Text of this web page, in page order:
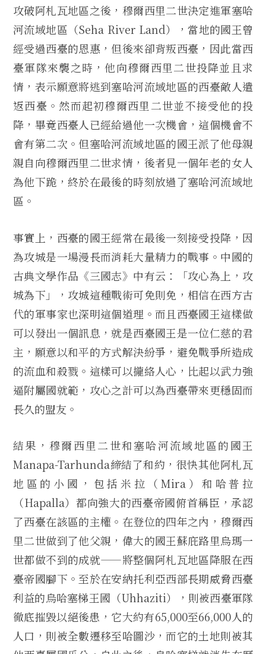
攻破阿札瓦地區之後，穆爾西里二世決定進軍塞哈
河流域地區（Seha River Land），當地的國王曾
經受過西臺的恩惠，但後來卻背叛西臺，因此當西
臺軍隊來襲之時，他向穆爾西里二世投降並且求
情，表示願意將逃到塞哈河流域地區的西臺敵人遣
返西臺。然而起初穆爾西里二世並不接受他的投
降，畢竟西臺人已經給過他一次機會，這個機會不
會有第二次。但塞哈河流域地區的國王派了他母親
親自向穆爾西里二世求情，後者見一個年老的女人
為他下跪，終於在最後的時刻放過了塞哈河流域地
區。
事實上，西臺的國王經常在最後一刻接受投降，因
為攻城是一場漫長而消耗大量精力的戰事。中國的
古典文學作品《三國志》中有云：「攻心為上，攻
城為下」，攻城這種戰術可免則免，相信在西方古
代的軍事家也深明這個道理。而且西臺國王這樣做
可以發出一個訊息，就是西臺國王是一位仁慈的君
主，願意以和平的方式解決紛爭，避免戰爭所造成
的流血和殺戮。這樣可以攏絡人心，比起以武力強
逼附屬國就範，攻心之計可以為西臺帶來更穩固而
長久的盟友。
結果，穆爾西里二世和塞哈河流域地區的國王
Manapa-Tarhunda締結了和約，很快其他阿札瓦
地區的小國，包括米拉（Mira）和哈普拉
（Hapalla）都向強大的西臺帝國俯首稱臣，承認
了西臺在該區的主權。在登位的四年之內，穆爾西
里二世做到了他父親，偉大的國王蘇庇路里烏瑪一
世都做不到的成就——將整個阿札瓦地區降服在西
臺帝國腳下。至於在安納托利亞西部長期威脅西臺
利益的烏哈塞梯王國（Uhhaziti），則被西臺軍隊
徹底摧毀以絕後患，它大約有65,000至66,000人的
人口，則被全數遷移至哈圖沙，而它的土地則被其